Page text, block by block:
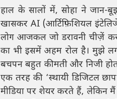
हाल के सालों में, सोहा ने जान-
खासकर AI (आर्टिफ़िशियल
लोग आजकल जो डरावनी चीज़ें
का भी इसमें अहम रोल है। मुझे
बचपन बहुत कीमती और निजी
एक तरह की ‘स्थायी डिजिटल
मीडिया पर शेयर करते हैं, लेकिन